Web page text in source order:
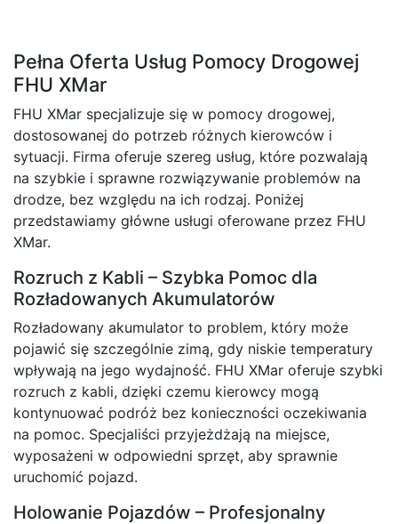
Pełna Oferta Usług Pomocy Drogowej
FHU XMar
FHU XMar specjalizuje się w pomocy drogowej,
dostosowanej do potrzeb różnych kierowców i
sytuacji. Firma oferuje szereg usług, które pozwalają
na szybkie i sprawne rozwiązywanie problemów na
drodze, bez względu na ich rodzaj. Poniżej
przedstawiamy główne usługi oferowane przez FHU
XMar.
Rozruch z Kabli – Szybka Pomoc dla
Rozładowanych Akumulatorów
Rozładowany akumulator to problem, który może
pojawić się szczególnie zimą, gdy niskie temperatury
wpływają na jego wydajność. FHU XMar oferuje szybki
rozruch z kabli, dzięki czemu kierowcy mogą
kontynuować podróż bez konieczności oczekiwania
na pomoc. Specjaliści przyjeżdżają na miejsce,
wyposażeni w odpowiedni sprzęt, aby sprawnie
uruchomić pojazd.
Holowanie Pojazdów – Profesjonalny